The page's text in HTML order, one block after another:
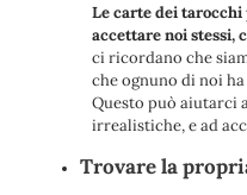
Le carte dei tarocchi
accettare noi stessi,
ci ricordano che
che ognuno di noi
Questo può aiutarci
irrealistiche, e ad
Trovare la